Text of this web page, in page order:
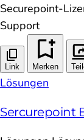
Securepoint-
Support
Link Merken
Lösungen
Sercurepoint